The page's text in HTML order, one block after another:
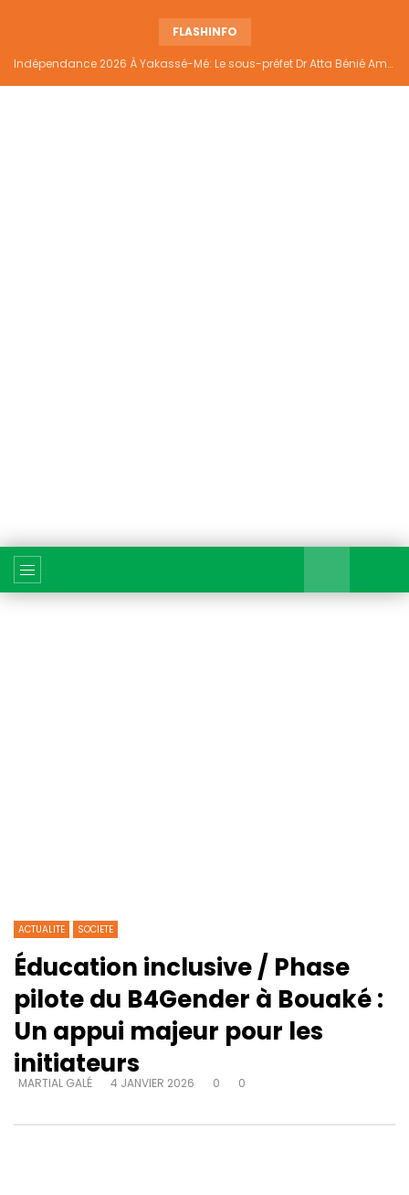
FLASHINFO
Indépendance 2026 À Yakassé-Mé: Le sous-préfet Dr Atta Bénié Amédé appelle à l’unité, à la sécurité et au développement
ACTUALITE SOCIETE
Éducation inclusive / Phase
pilote du B4Gender à Bouaké :
Un appui majeur pour les
initiateurs
MARTIAL GALÉ 4 JANVIER 2026 0 0